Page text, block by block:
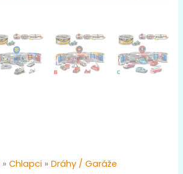
»Chlapci »Dráhy / Garáže